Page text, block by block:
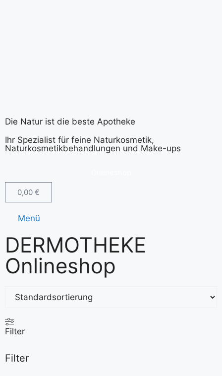
Die Natur ist die beste Apotheke
Ihr Spezialist für feine Naturkosmetik,
Naturkosmetikbehandlungen und Make-ups
0,00 €
Menü
DERMOTHEKE
Onlineshop
Filter
Filter